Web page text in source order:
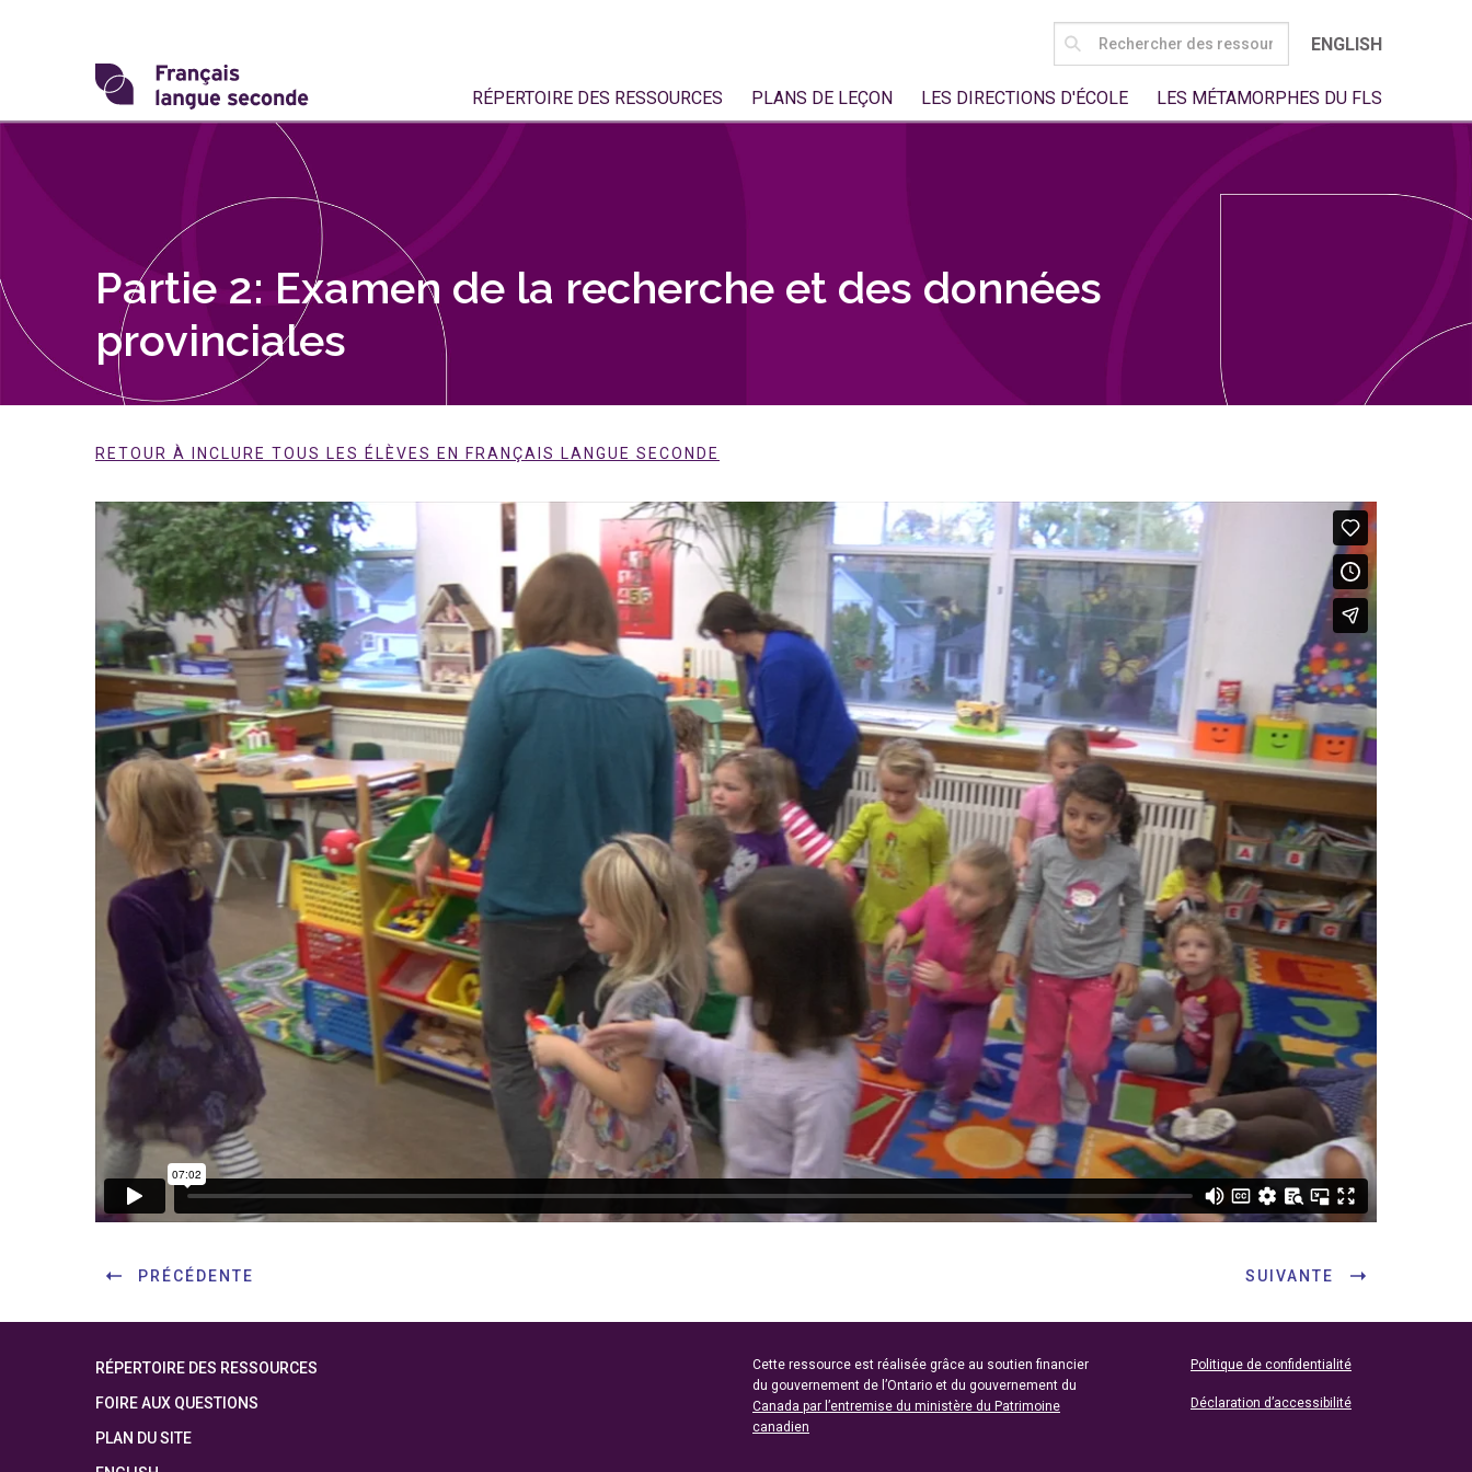
Transformons
seconde
SEARCH
FOR:
ENGLISH
RÉPERTOIRE DES RESSOURCES PLANS DE LEÇON LES DIRECTIONS D'ÉCOLE LES MÉTAMORPHES DU FLS
Partie 2: Examen de la recherche et des données
provinciales
RETOUR À INCLURE TOUS LES ÉLÈVES EN FRANÇAIS LANGUE SECONDE
PRÉCÉDENTE SUIVANTE
RÉPERTOIRE DES RESSOURCES
FOIRE AUX QUESTIONS
PLAN DU SITE
Cette ressource est réalisée grâce au soutien financier
du gouvernement de l’Ontario et du gouvernement du
Canada par l’entremise du ministère du Patrimoine
canadien
Politique de confidentialité
Déclaration d’accessibilité